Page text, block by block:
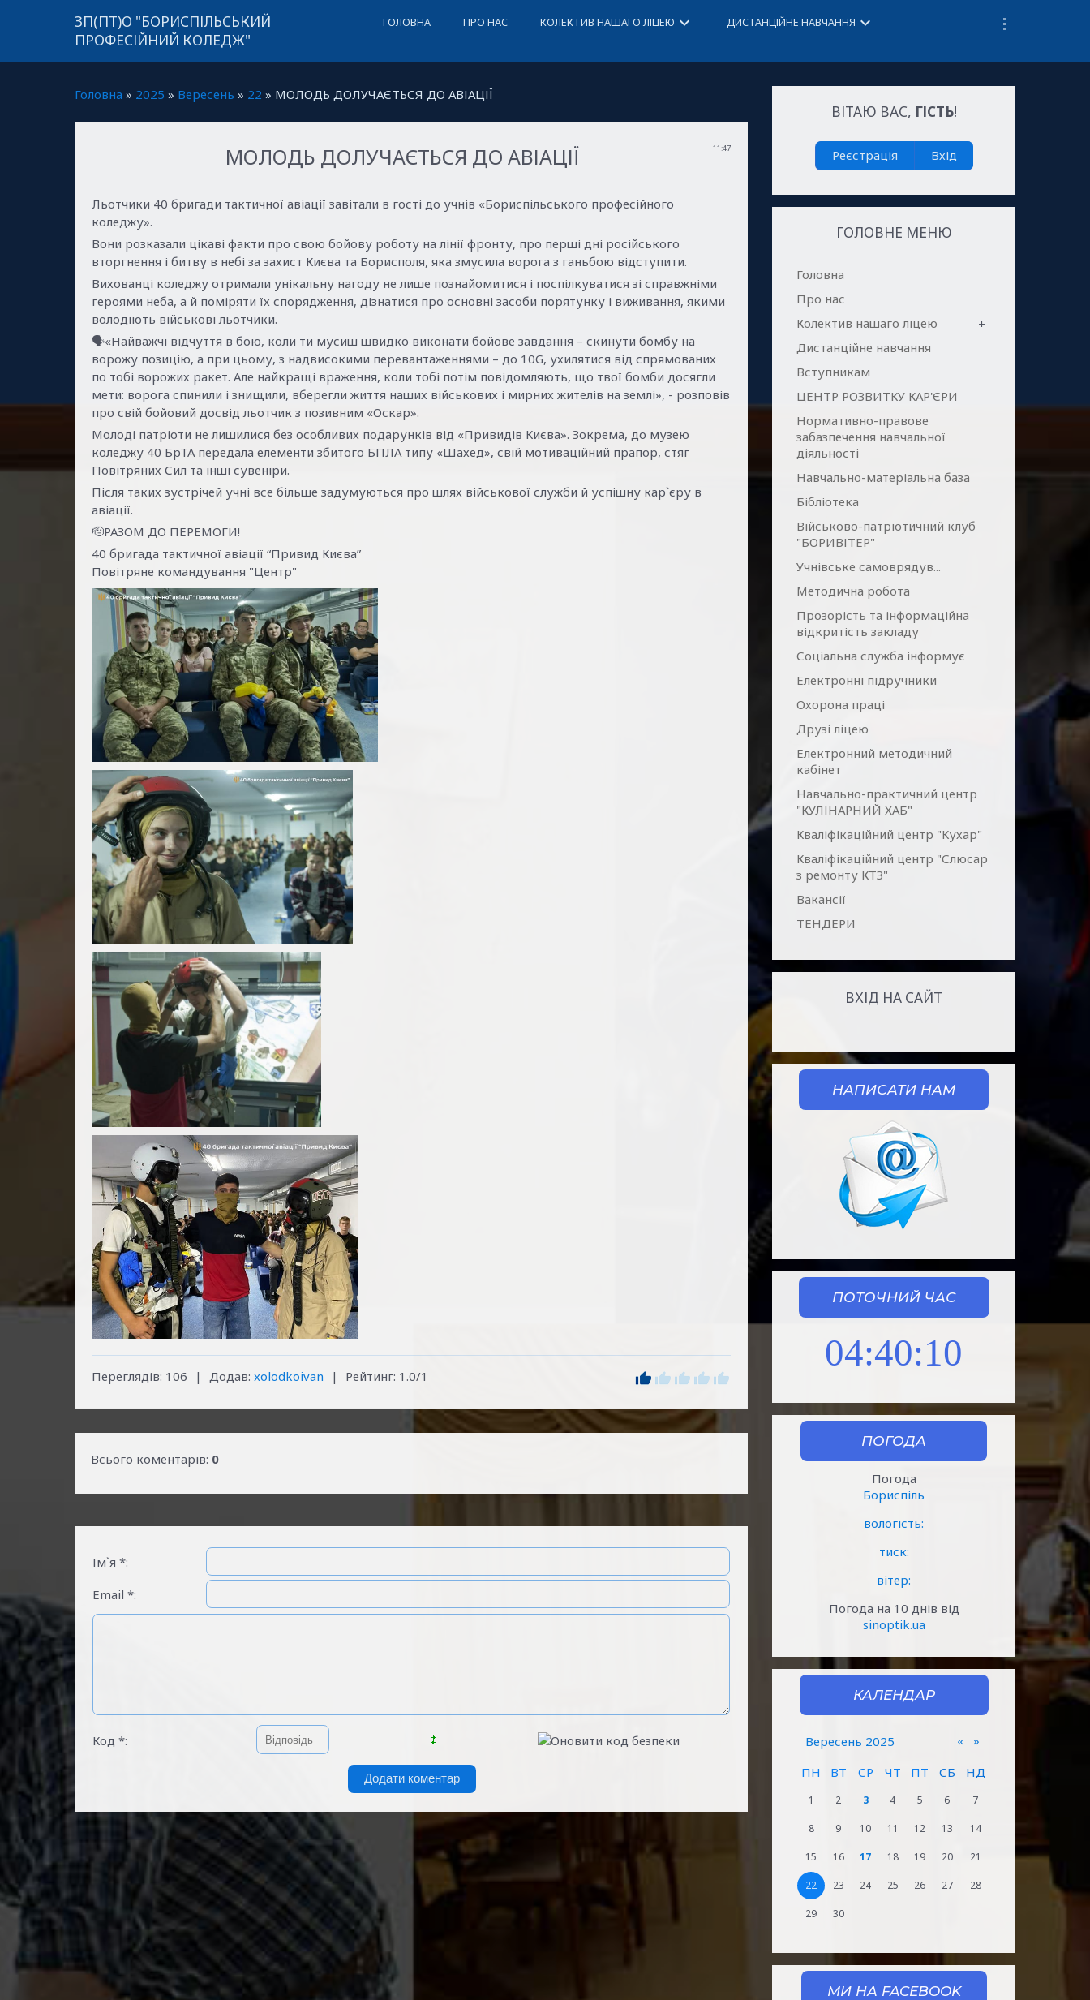
ЗП(ПТ)О "БОРИСПІЛЬСЬКИЙ
ПРОФЕСІЙНИЙ КОЛЕДЖ"
ГОЛОВНА ПРО НАС КОЛЕКТИВ НАШАГО ЛІЦЕЮ keyboard_arrow_down ДИСТАНЦІЙНЕ НАВЧАННЯ keyboard_arrow_down
Головна » 2025 » Вересень » 22 » МОЛОДЬ ДОЛУЧАЄТЬСЯ ДО АВІАЦІЇ
11:47
МОЛОДЬ ДОЛУЧАЄТЬСЯ ДО АВІАЦІЇ
Льотчики 40 бригади тактичної авіації завітали в гості до учнів «Бориспільського професійного
коледжу».
Вони розказали цікаві факти про свою бойову роботу на лінії фронту, про перші дні російського
вторгнення і битву в небі за захист Києва та Борисполя, яка змусила ворога з ганьбою відступити.
Вихованці коледжу отримали унікальну нагоду не лише познайомитися і поспілкуватися зі справжніми
героями неба, а й поміряти їх спорядження, дізнатися про основні засоби порятунку і виживання, якими
володіють військові льотчики.
🗣«Найважчі відчуття в бою, коли ти мусиш швидко виконати бойове завдання – скинути бомбу на
ворожу позицію, а при цьому, з надвисокими перевантаженнями – до 10G, ухилятися від спрямованих
по тобі ворожих ракет. Але найкращі враження, коли тобі потім повідомляють, що твої бомби досягли
мети: ворога спинили і знищили, вберегли життя наших військових і мирних жителів на землі», - розповів
про свій бойовий досвід льотчик з позивним «Оскар».
Молоді патріоти не лишилися без особливих подарунків від «Привидів Києва». Зокрема, до музею
коледжу 40 БрТА передала елементи збитого БПЛА типу «Шахед», свій мотиваційний прапор, стяг
Повітряних Сил та інші сувеніри.
Після таких зустрічей учні все більше задумуються про шлях військової служби й успішну кар`єру в
авіації.
🫡РАЗОМ ДО ПЕРЕМОГИ!
40 бригада тактичної авіації “Привид Києва”
Повітряне командування "Центр"
Переглядів: 106 | Додав: xolodkoivan | Рейтинг: 1.0/1
Всього коментарів: 0
Ім`я *:
Email *:
Код *:
ВІТАЮ ВАС, ГІСТЬ!
Реєстрація Вхід
ГОЛОВНЕ МЕНЮ
Головна
Про нас
+
Колектив нашаго ліцею
Дистанційне навчання
Вступникам
ЦЕНТР РОЗВИТКУ КАР'ЄРИ
Нормативно-правове
забазпечення навчальної
діяльності
Навчально-матеріальна база
Бібліотека
Військово-патріотичний клуб
"БОРИВІТЕР"
Учнівське самоврядув...
Методична робота
Прозорість та інформаційна
відкритість закладу
Соціальна служба інформує
Електронні підручники
Охорона праці
Друзі ліцею
Електронний методичний
кабінет
Навчально-практичний центр
"КУЛІНАРНИЙ ХАБ"
Кваліфікаційний центр "Кухар"
Кваліфікаційний центр "Слюсар
з ремонту КТЗ"
Вакансії
ТЕНДЕРИ
ВХІД НА САЙТ
НАПИСАТИ НАМ
ПОТОЧНИЙ ЧАС
04:40:12
ПОГОДА
Погода
Бориспіль
вологість:
тиск:
вітер:
Погода на 10 днів від
sinoptik.ua
КАЛЕНДАР
«
Вересень 2025
»
ПН
ВТ СР ЧТ ПТ СБ НД
1 2 3 4 5 6 7
8 9 10 11 12 13 14
15 16 17 18 19 20 21
22 23 24 25 26 27 28
29 30
МИ НА FACEBOOK